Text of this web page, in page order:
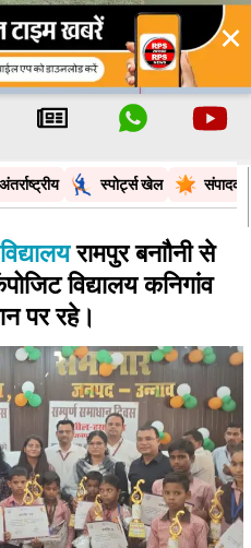
×
अंतर्राष्ट्रीय स्पोर्ट्स खेल
रामपुर बनाौनी से
विद्यालय कनिगांव
पर रहे।